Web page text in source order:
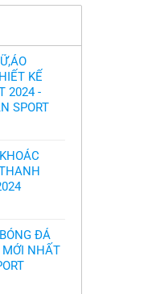
KẾ
2024 -
SPORT
₫.
₫.
ĐÁ
MỚI NHẤT